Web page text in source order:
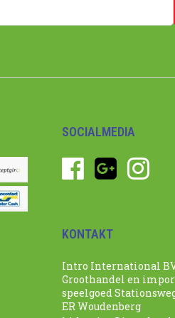
SOCIALMEDIA
KONTAKT
Intro International
Groothandel en
speelgoed Stationsweg
ER Woudenberg